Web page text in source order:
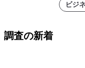
ビジ
調査の新着